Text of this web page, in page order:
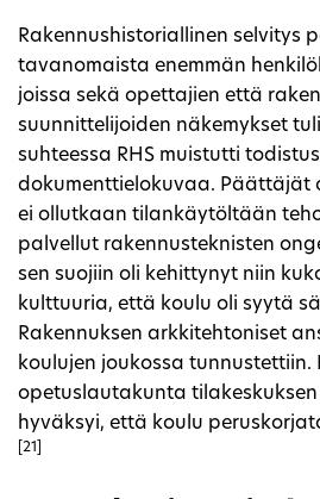
Rakennushistoriallinen selvitys
tavanomaista enemmän
joissa sekä opettajien että
suunnittelijoiden näkemykset
suhteessa RHS muistutti
dokumenttielokuvaa. Päättäjät
ei ollutkaan tilankäytöltään
palvellut rakennusteknisten
sen suojiin oli kehittynyt niin
kulttuuria, että koulu oli syytä
Rakennuksen arkkitehtoniset
koulujen joukossa
opetuslautakunta tilakeskuksen
hyväksyi, että koulu
[21]